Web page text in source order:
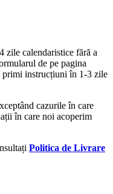
zile calendaristice fără a
de pe pagina
primi instrucțiuni în 1-3 zile
cazurile în care
în care noi acoperim
Politica de Livrare